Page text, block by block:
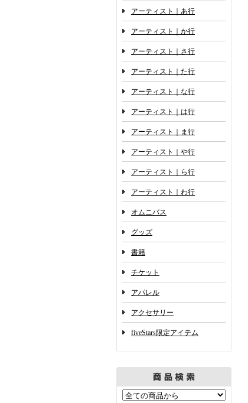
アーティスト｜あ行
アーティスト｜か行
アーティスト｜さ行
アーティスト｜た行
アーティスト｜な行
アーティスト｜は行
アーティスト｜ま行
アーティスト｜や行
アーティスト｜ら行
アーティスト｜わ行
オムニバス
グッズ
書籍
チケット
アパレル
アクセサリー
fiveStars限定アイテム